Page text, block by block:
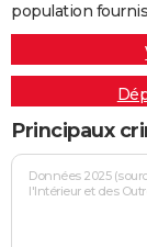
population
Principaux
Données 2025
l'Intérieur et des